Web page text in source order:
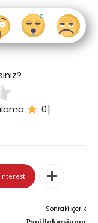
: 0]
Sonraki İçerik